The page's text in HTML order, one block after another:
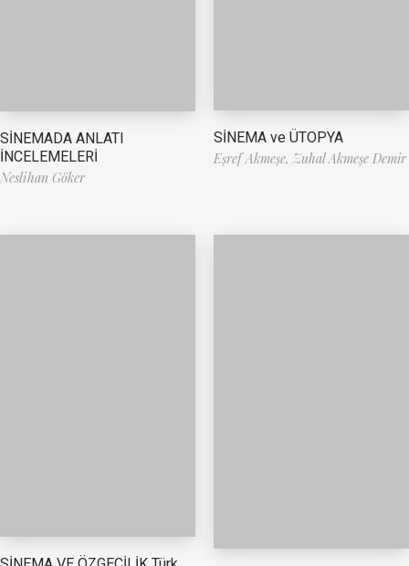
SİNEMADA ANLATI
İNCELEMELERİ
Neslihan Göker
SİNEMA ve ÜTOPYA
Eşref Akmeşe, Zuhal Akmeşe Demir